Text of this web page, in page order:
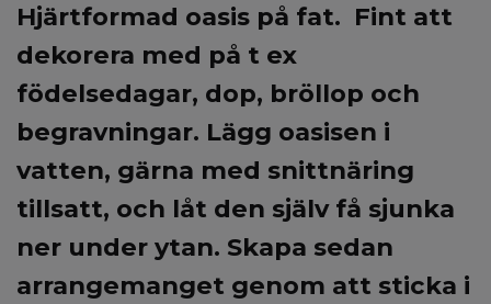
Hjärtformad oasis på fat. Fint att
dekorera med på t ex
födelsedagar, dop, bröllop och
begravningar. Lägg oasisen i
vatten, gärna med snittnäring
tillsatt, och låt den själv få sjunka
ner under ytan. Skapa sedan
arrangemanget genom att sticka i